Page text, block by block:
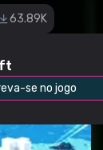
63.89K
se no jogo